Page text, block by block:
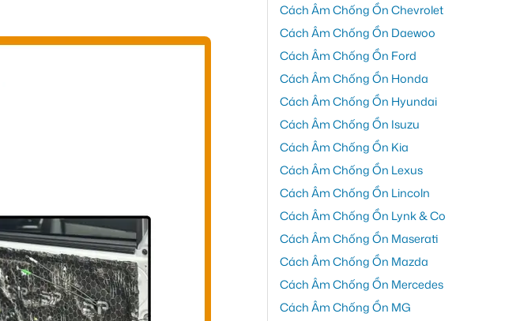
Cách Âm Chống Ồn Chevrolet
Cách Âm Chống Ồn Daewoo
Cách Âm Chống Ồn Ford
Cách Âm Chống Ồn Honda
Cách Âm Chống Ồn Hyundai
Cách Âm Chống Ồn Isuzu
Cách Âm Chống Ồn Kia
Cách Âm Chống Ồn Lexus
Cách Âm Chống Ồn Lincoln
Cách Âm Chống Ồn Lynk & Co
Cách Âm Chống Ồn Maserati
Cách Âm Chống Ồn Mazda
Cách Âm Chống Ồn Mercedes
Cách Âm Chống Ồn MG